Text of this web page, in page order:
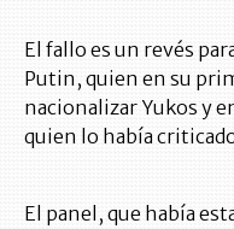
El fallo es un revés
Putin, quien en su
nacionalizar Yukos y
quien lo había
El panel, que había